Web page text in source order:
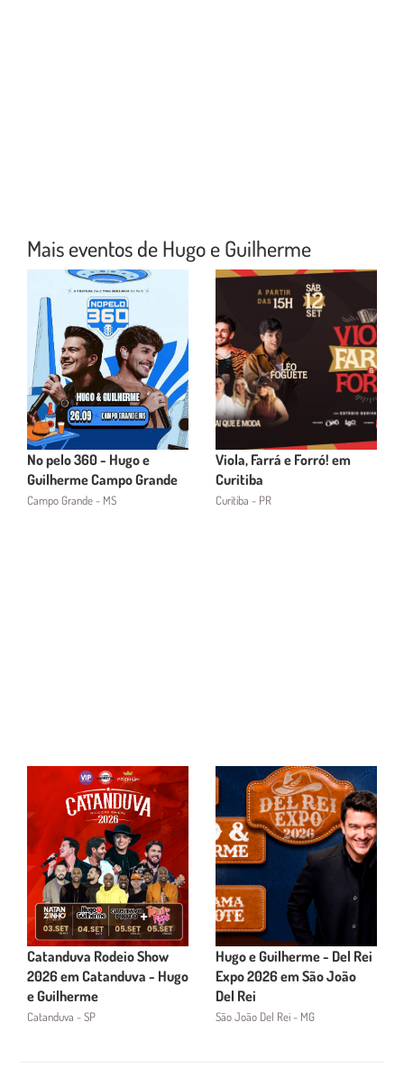
Mais eventos de Hugo e Guilherme
No pelo 360 - Hugo e
Guilherme Campo Grande
Campo Grande - MS
Viola, Farrá e Forró! em
Curitiba
Curitiba - PR
Catanduva Rodeio Show
2026 em Catanduva - Hugo
e Guilherme
Catanduva - SP
Hugo e Guilherme - Del Rei
Expo 2026 em São João
Del Rei
São João Del Rei - MG